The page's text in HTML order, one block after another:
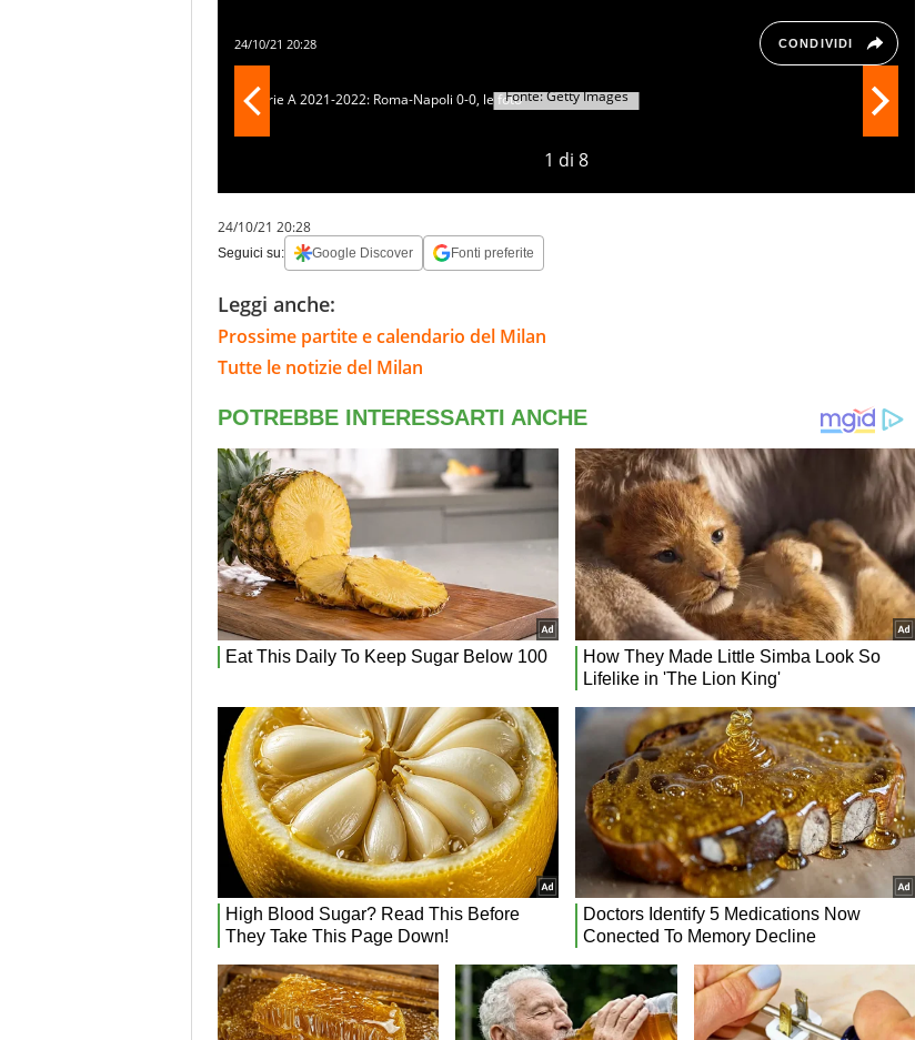
24/10/21 20:28 CONDIVIDI
1 di 8
Fonte: Getty Images
24/10/21 20:28
Seguici su: Google Discover Fonti preferite
Leggi anche:
Prossime partite e calendario del Milan
Tutte le notizie del Milan